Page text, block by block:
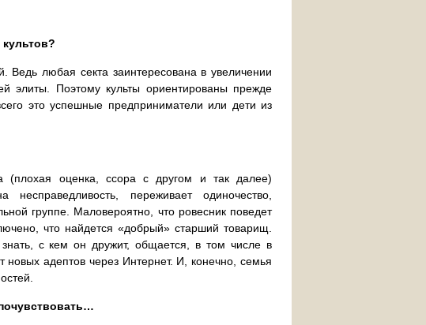
Ведь любая секта заинтересована в увеличении
элиты. Поэтому культы ориентированы прежде
это успешные предприниматели или дети из
оценка, ссора с другом и так далее)
переживает одиночество,
группе. Маловероятно, что ровесник поведет
что найдется «добрый» старший товарищ.
с кем он дружит, общается, в том числе в
новых адептов через Интернет. И, конечно, семья